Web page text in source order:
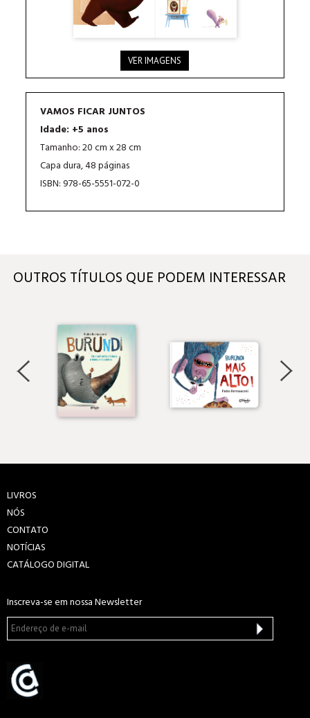
VER IMAGENS
VAMOS FICAR JUNTOS
Idade: +5 anos
Tamanho: 20 cm x 28 cm
Capa dura, 48 páginas
ISBN: 978-65-5551-072-0
OUTROS TÍTULOS QUE PODEM INTERESSAR
LIVROS
NÓS
CONTATO
NOTÍCIAS
CATÁLOGO DIGITAL
Inscreva-se em nossa Newsletter